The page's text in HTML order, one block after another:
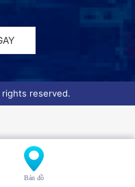
rights reserved.
GIA
Trọng Tấn, Thanh
Bản đồ